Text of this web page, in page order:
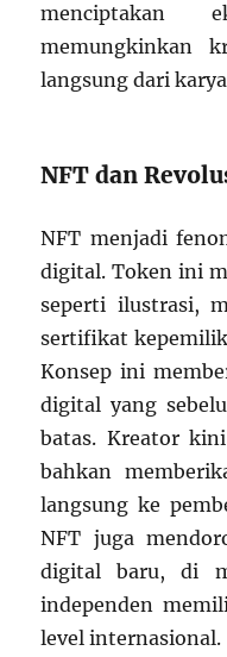
menciptakan
memungkinkan
langsung dari
NFT dan
NFT menjadi
digital. Token ini
seperti ilustrasi,
sertifikat
Konsep ini
digital yang
batas. Kreator
bahkan
langsung ke
NFT juga
digital baru, di
independen
level internasional.